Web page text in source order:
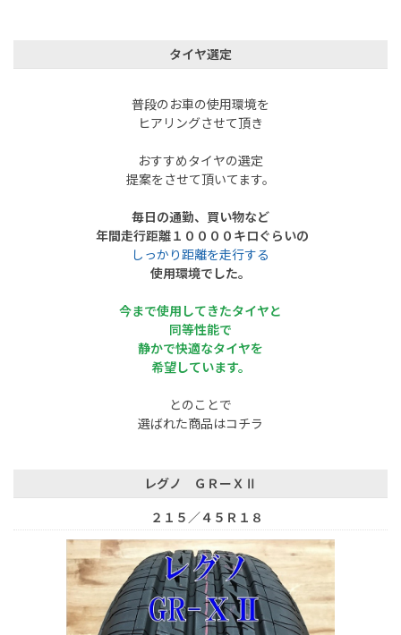
タイヤ選定
普段のお車の使用環境を
ヒアリングさせて頂き
おすすめタイヤの選定
提案をさせて頂いてます。
毎日の通勤、買い物など
年間走行距離１００００キロぐらいの
しっかり距離を走行する
使用環境でした。
今まで使用してきたタイヤと
同等性能で
静かで快適なタイヤを
希望しています。
とのことで
選ばれた商品はコチラ
レグノ ＧＲーＸⅡ
２１５／４５Ｒ１８